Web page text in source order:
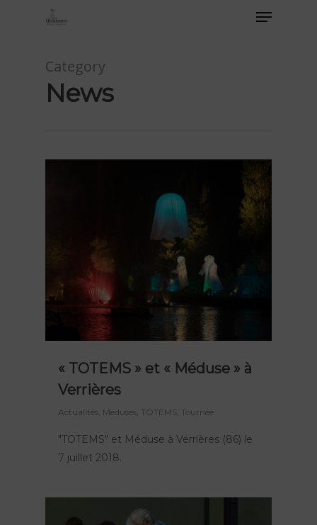
Category
News
« TOTEMS » et « Méduse » à
Verrières
Actualités Méduses TOTEMS Tournée
"TOTEMS" et Méduse à Verrières (86) le
7 juillet 2018.